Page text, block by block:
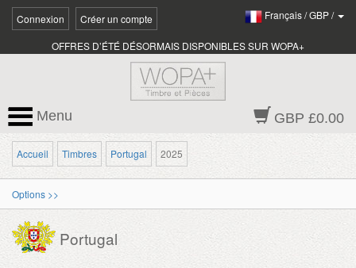
Connexion Créer un compte Français/GBP/
OFFRES D’ÉTÉ DÉSORMAIS DISPONIBLES SUR WOPA+
GBP £0.00
Menu
Accueil Timbres Portugal 2025
Options >>
Portugal